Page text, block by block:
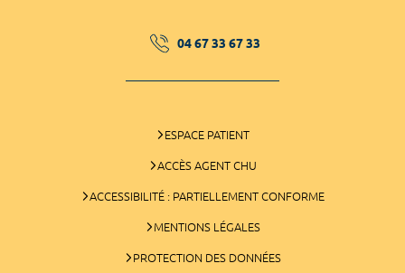
04 67 33 67 33
ESPACE PATIENT
ACCÈS AGENT CHU
ACCESSIBILITÉ : PARTIELLEMENT CONFORME
MENTIONS LÉGALES
PROTECTION DES DONNÉES